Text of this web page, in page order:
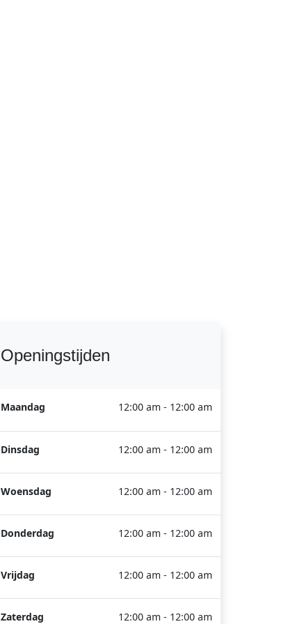
Openingstijden
Maandag 12:00 am - 12:00 am
Dinsdag 12:00 am - 12:00 am
Woensdag 12:00 am - 12:00 am
Donderdag 12:00 am - 12:00 am
Vrijdag 12:00 am - 12:00 am
Zaterdag 12:00 am - 12:00 am